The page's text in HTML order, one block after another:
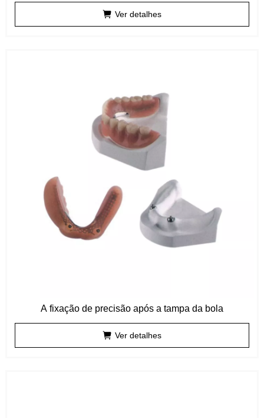
Ver detalhes
A fixação de precisão após a tampa da bola
Ver detalhes